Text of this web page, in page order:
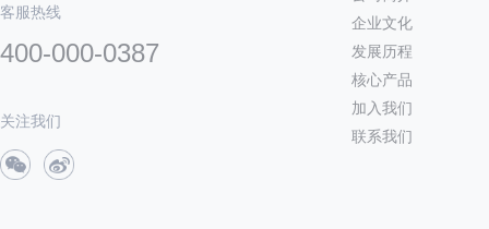
客服热线
400-000-0387
关注我们
企业文化
发展历程
核心产品
加入我们
联系我们